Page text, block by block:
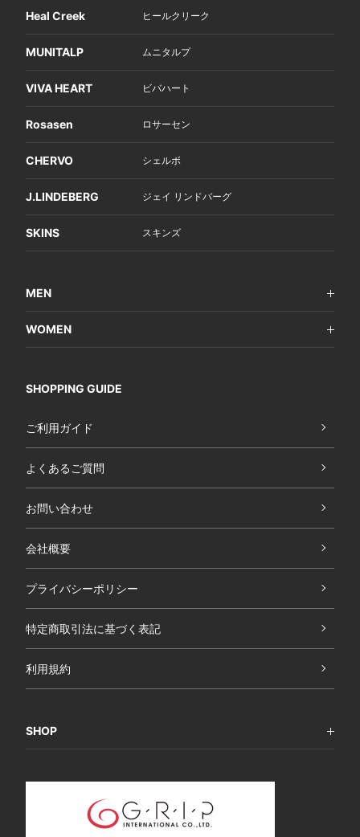
Heal Creek ヒールクリーク
MUNITALP ムニタルプ
VIVA HEART ビバハート
Rosasen ロサーセン
CHERVO シェルボ
J.LINDEBERG ジェイ リンドバーグ
SKINS スキンズ
MEN
WOMEN
SHOPPING GUIDE
ご利用ガイド
よくあるご質問
お問い合わせ
会社概要
プライバシーポリシー
特定商取引法に基づく表記
利用規約
SHOP